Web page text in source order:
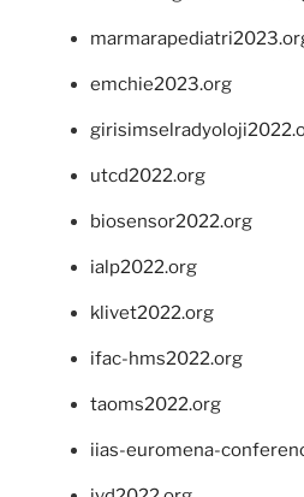
emchie2023.org
utcd2022.org
biosensor2022.org
ialp2022.org
klivet2022.org
ifac-hms2022.org
taoms2022.org
iias-euromena-